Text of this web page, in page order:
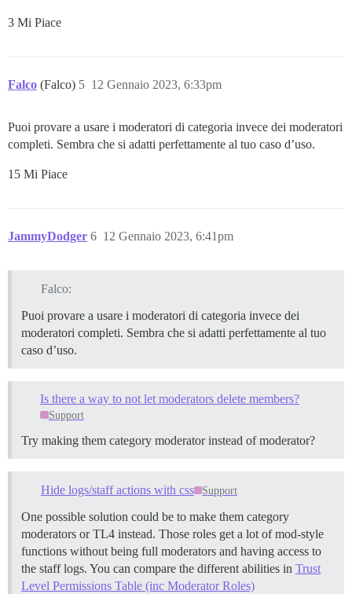
3 Mi Piace
Falco (Falco) 12 Gennaio 2023, 6:33pm
5
Puoi provare a usare i moderatori di categoria invece dei moderatori
completi. Sembra che si adatti perfettamente al tuo caso d’uso.
15 Mi Piace
JammyDodger 12 Gennaio 2023, 6:41pm
6
Falco:
Puoi provare a usare i moderatori di categoria invece dei
moderatori completi. Sembra che si adatti perfettamente al tuo
caso d’uso.
Is there a way to not let moderators delete members?
Support
Try making them category moderator instead of moderator?
Hide logs/staff actions with css Support
One possible solution could be to make them category
moderators or TL4 instead. Those roles get a lot of mod-style
functions without being full moderators and having access to
the staff logs. You can compare the different abilities in Trust
Level Permissions Table (inc Moderator Roles)